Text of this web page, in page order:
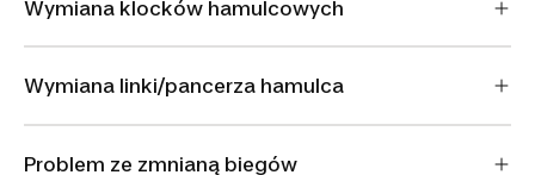
Wymiana klocków hamulcowych
Wymiana linki/pancerza hamulca
Problem ze zmnianą biegów